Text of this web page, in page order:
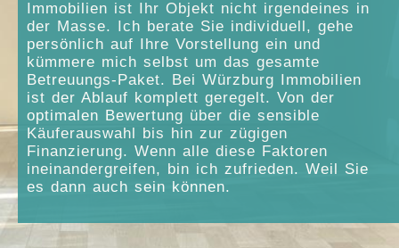
Immobilien ist Ihr Objekt nicht irgendeines in
der Masse. Ich berate Sie individuell, gehe
persönlich auf Ihre Vorstellung ein und
kümmere mich selbst um das gesamte
Betreuungs-Paket. Bei Würzburg Immobilien
ist der Ablauf komplett geregelt. Von der
optimalen Bewertung über die sensible
Käuferauswahl bis hin zur zügigen
Finanzierung. Wenn alle diese Faktoren
ineinandergreifen, bin ich zufrieden. Weil Sie
es dann auch sein können.